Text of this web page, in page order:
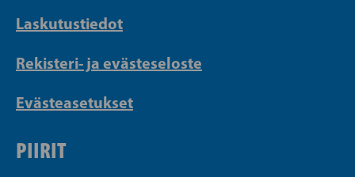
Laskutustiedot
Rekisteri- ja evästeseloste
Evästeasetukset
PIIRIT